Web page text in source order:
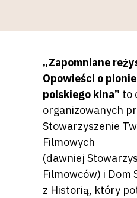
„Zapomniane
Opowieści o
polskiego kina” to
organizowanych
Stowarzyszenie
Filmowych
(dawniej
Filmowców) i Dom
z Historią, który